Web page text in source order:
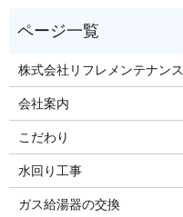
株式会社リフレメンテナンス
会社案内
こだわり
水回り工事
ガス給湯器の交換